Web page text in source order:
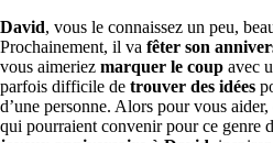
David, vous le connaissez un peu,
Prochainement, il va fêter son
vous aimeriez marquer le coup avec
parfois difficile de trouver des idées
d’une personne. Alors pour vous
qui pourraient convenir pour ce genre